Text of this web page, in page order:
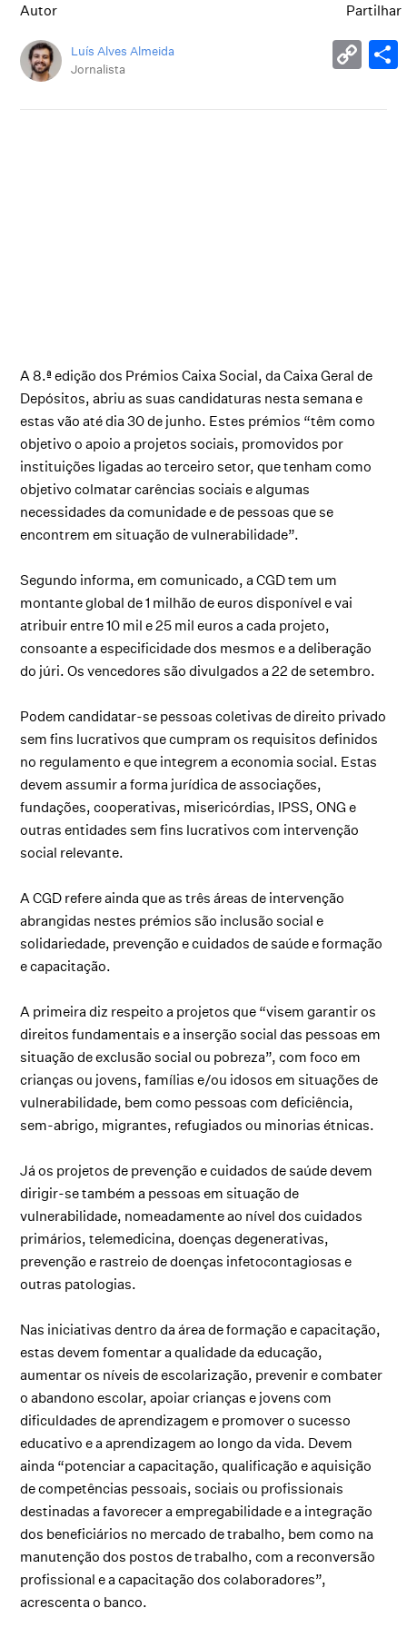
Autor
Luís Alves Almeida
Jornalista
Partilhar
A 8.ª edição dos Prémios Caixa Social, da Caixa Geral de
Depósitos, abriu as suas candidaturas nesta semana e
estas vão até dia 30 de junho. Estes prémios “têm como
objetivo o apoio a projetos sociais, promovidos por
instituições ligadas ao terceiro setor, que tenham como
objetivo colmatar carências sociais e algumas
necessidades da comunidade e de pessoas que se
encontrem em situação de vulnerabilidade”.
Segundo informa, em comunicado, a CGD tem um
montante global de 1 milhão de euros disponível e vai
atribuir entre 10 mil e 25 mil euros a cada projeto,
consoante a especificidade dos mesmos e a deliberação
do júri. Os vencedores são divulgados a 22 de setembro.
Podem candidatar-se pessoas coletivas de direito privado
sem fins lucrativos que cumpram os requisitos definidos
no regulamento e que integrem a economia social. Estas
devem assumir a forma jurídica de associações,
fundações, cooperativas, misericórdias, IPSS, ONG e
outras entidades sem fins lucrativos com intervenção
social relevante.
A CGD refere ainda que as três áreas de intervenção
abrangidas nestes prémios são inclusão social e
solidariedade, prevenção e cuidados de saúde e formação
e capacitação.
A primeira diz respeito a projetos que “visem garantir os
direitos fundamentais e a inserção social das pessoas em
situação de exclusão social ou pobreza”, com foco em
crianças ou jovens, famílias e/ou idosos em situações de
vulnerabilidade, bem como pessoas com deficiência,
sem-abrigo, migrantes, refugiados ou minorias étnicas.
Já os projetos de prevenção e cuidados de saúde devem
dirigir-se também a pessoas em situação de
vulnerabilidade, nomeadamente ao nível dos cuidados
primários, telemedicina, doenças degenerativas,
prevenção e rastreio de doenças infetocontagiosas e
outras patologias.
Nas iniciativas dentro da área de formação e capacitação,
estas devem fomentar a qualidade da educação,
aumentar os níveis de escolarização, prevenir e combater
o abandono escolar, apoiar crianças e jovens com
dificuldades de aprendizagem e promover o sucesso
educativo e a aprendizagem ao longo da vida. Devem
ainda “potenciar a capacitação, qualificação e aquisição
de competências pessoais, sociais ou profissionais
destinadas a favorecer a empregabilidade e a integração
dos beneficiários no mercado de trabalho, bem como na
manutenção dos postos de trabalho, com a reconversão
profissional e a capacitação dos colaboradores”,
acrescenta o banco.